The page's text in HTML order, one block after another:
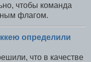
чтобы команда
флагом.
определили
что в качестве